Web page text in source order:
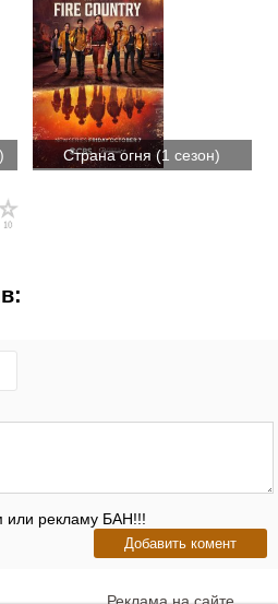
Страна огня (1 сезон)
или рекламу БАН!!!
Реклама на сайте